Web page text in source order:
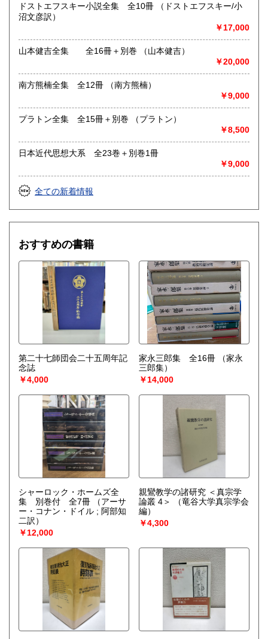
ドストエフスキー小説全集 全10冊 （ドストエフスキー/小
沼文彦訳）
￥17,000
山本健吉全集 全16冊＋別巻 （山本健吉）
￥20,000
南方熊楠全集 全12冊 （南方熊楠）
￥9,000
プラトン全集 全15冊＋別巻 （プラトン）
￥8,500
日本近代思想大系 全23巻＋別巻1冊
￥9,000
全ての新着情報
おすすめの書籍
第二十七師団会二十五周年記
念誌
￥4,000
家永三郎集 全16冊
（家永
三郎集）
￥14,000
シャーロック・ホームズ全
集 別巻付 全7冊
（アーサ
ー・コナン・ドイル ; 阿部知
二訳）
￥12,000
親鸞教学の諸研究 ＜真宗学
論叢 4＞
（竜谷大学真宗学会
編）
￥4,300